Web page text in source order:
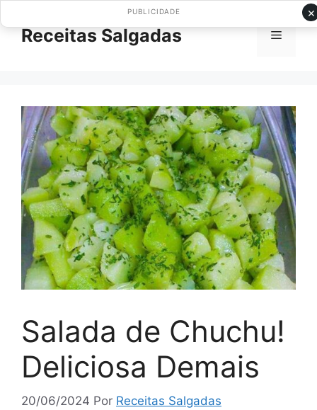
paraReceitas Salgadas Menu
Salada de Chuchu!
Deliciosa Demais
20/06/2024 Por Receitas Salgadas
×
PUBLICIDADE